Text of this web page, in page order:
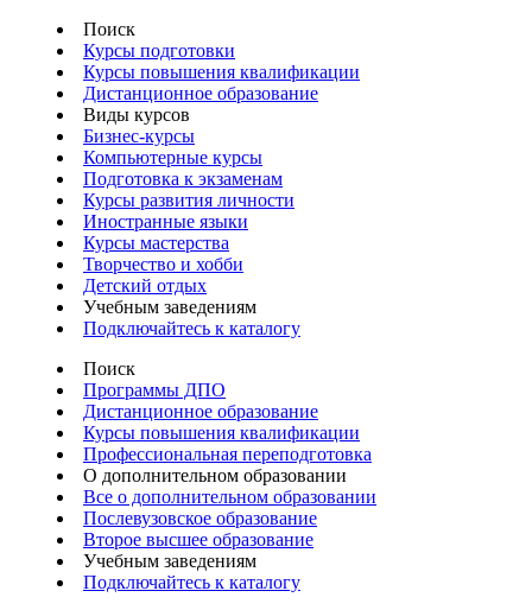
Поиск
Курсы подготовки
Курсы повышения квалификации
Дистанционное образование
Виды курсов
Бизнес-курсы
Компьютерные курсы
Подготовка к экзаменам
Курсы развития личности
Иностранные языки
Курсы мастерства
Творчество и хобби
Детский отдых
Учебным заведениям
Подключайтесь к каталогу
Поиск
Программы ДПО
Дистанционное образование
Курсы повышения квалификации
Профессиональная переподготовка
О дополнительном образовании
Все о дополнительном образовании
Послевузовское образование
Второе высшее образование
Учебным заведениям
Подключайтесь к каталогу